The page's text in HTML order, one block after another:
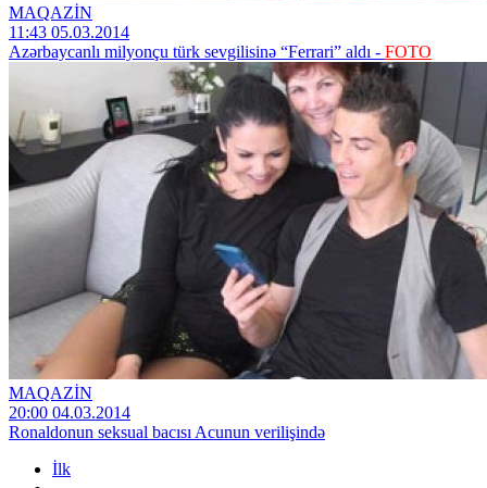
MAQAZİN
11:43 05.03.2014
Azərbaycanlı milyonçu türk sevgilisinə “Ferrari” aldı - FOTO
MAQAZİN
20:00 04.03.2014
Ronaldonun seksual bacısı Acunun verilişində
İlk